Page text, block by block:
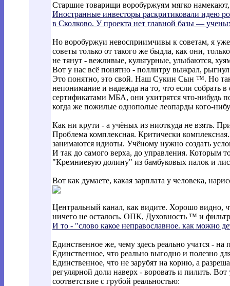
Старшие товарищи воробуржуям мягко
Иностранные инвесторы раскритиковали идею
в Сколково. У проекта нет главной базы —
Но воробуржуи невосприимчивы к советам, я
советы только от такого же быдла, как они,
не тянут - вежливые, культурные, улыбаются,
Вот у нас всё понятно - поллитру выжрал,
Это понятно, это свой. Наш Сукин Сын ™. Но
непонимание и надежда на то, что если собрать
сертификатами МБА, они ухитрятся что-нибудь
когда же пожилые однополые леопарды кого-
Как ни крути - а учёных из ниоткуда не взять.
Проблема комплексная. Критически
занимаются идиоты. Учёному нужно создать
И так до самого верха, до управления. Которым
"Кремниевую долину" из бамбуковых палок и
Вот как думаете, какая зарплата у человека,
Центральный канал, как видите. Хорошо видно,
ничего не осталось. ОПК, Духовность ™ и
И то - "слово какое неправославное. как можно
Единственное же, чему здесь реально учатся -
Единственное, что реально выгодно и полезно
Единственное, что не зарубят на корню, а
регулярной доли наверх - воровать и пилить. Вот
соответствие с грубой реальностью: